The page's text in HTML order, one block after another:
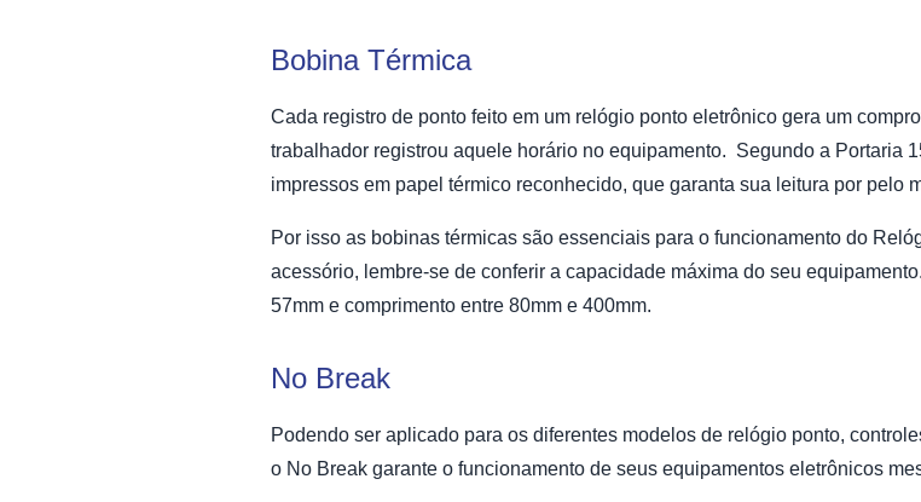
Bobina Térmica
Cada registro de ponto feito em um relógio ponto eletrônico gera um
trabalhador registrou aquele horário no equipamento. Segundo a Portaria
impressos em papel térmico reconhecido, que garanta sua leitura por pelo
Por isso as bobinas térmicas são essenciais para o funcionamento do
acessório, lembre-se de conferir a capacidade máxima do seu
57mm e comprimento entre 80mm e 400mm.
No Break
Podendo ser aplicado para os diferentes modelos de relógio ponto,
o No Break garante o funcionamento de seus equipamentos eletrônicos